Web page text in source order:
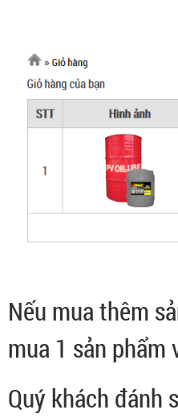
Nếu mua thêm
mua 1 sản phẩm
Quý khách đánh